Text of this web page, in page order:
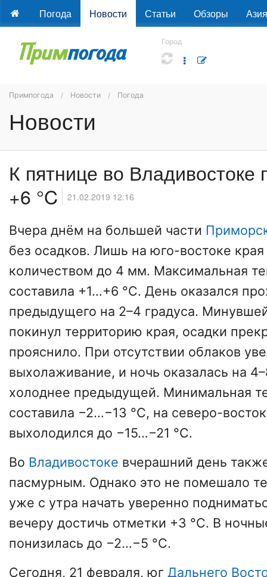
Погода Новости Статьи Обзоры Азия
Город
Примпогода Новости Погода
Новости
К пятнице во Владивостоке
+6 °C
21.02.2019 12:16
Вчера днём на большей части
без осадков. Лишь на юго-востоке
количеством до 4 мм. Максимальная
составила +1…+6 °C. День оказался
предыдущего на 2–4 градуса.
покинул территорию края, осадки
прояснило. При отсутствии облаков
выхолаживание, и ночь оказалась на
холоднее предыдущей. Минимальная
составила −2…−13 °C, на северо-
выхолодился до −15…−21 °C.
Во Владивостоке вчерашний день
пасмурным. Однако это не помешало
уже с утра начать уверенно
вечеру достичь отметки +3 °C. В
понизилась до −2…−5 °C.
Сегодня, 21 февраля, юг Дальнего